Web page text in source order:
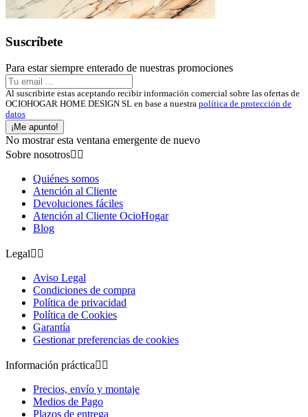
Suscríbete
Para estar siempre enterado de nuestras promociones
Al suscribirte estas aceptando recibir información comercial sobre las ofertas de
OCIOHOGAR HOME DESIGN SL en base a nuestra política de protección de
datos
¡Me apunto!
No mostrar esta ventana emergente de nuevo
Sobre nosotros 
Quiénes somos
Atención al Cliente
Devoluciones fáciles
Atención al Cliente OcioHogar
Blog
Legal 
Aviso Legal
Condiciones de compra
Política de privacidad
Política de Cookies
Garantía
Gestionar preferencias de cookies
Información práctica 
Precios, envío y montaje
Medios de Pago
Plazos de entrega